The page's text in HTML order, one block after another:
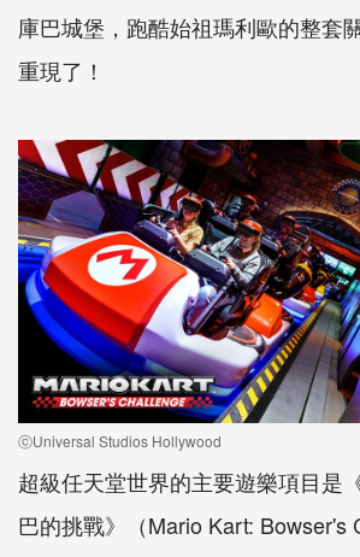
庫巴城堡，跑酷始祖瑪利歐的整套
重現了！
ⓒUniversal Studios Hollywood
超級任天堂世界的主要遊樂項目是
巴的挑戰》（Mario Kart: Bowser's